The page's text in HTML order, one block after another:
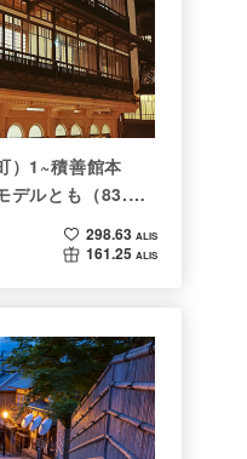
）1~積善館本
デルとも（83.と
298.63 ALIS
161.25 ALIS